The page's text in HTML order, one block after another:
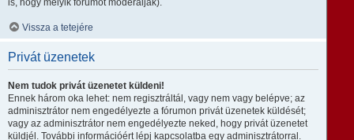
is, hogy melyik fórumot moderálják).
Vissza a tetejére
Privát üzenetek
Nem tudok privát üzenetet küldeni!
Ennek három oka lehet: nem regisztráltál, vagy nem vagy belépve; az
adminisztrátor nem engedélyezte a fórumon privát üzenetek küldését;
vagy az adminisztrátor nem engedélyezte neked, hogy privát üzenetet
küldjél. További információért lépj kapcsolatba egy adminisztrátorral.